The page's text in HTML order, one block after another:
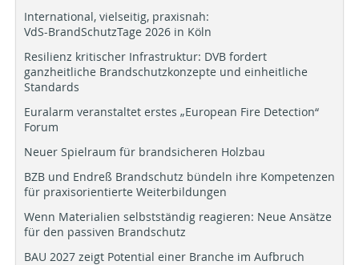
International, vielseitig, praxisnah:
VdS-BrandSchutzTage 2026 in Köln
Resilienz kritischer Infrastruktur: DVB fordert
ganzheitliche Brandschutzkonzepte und einheitliche
Standards
Euralarm veranstaltet erstes „European Fire Detection“
Forum
Neuer Spielraum für brandsicheren Holzbau
BZB und Endreß Brandschutz bündeln ihre Kompetenzen
für praxisorientierte Weiterbildungen
Wenn Materialien selbstständig reagieren: Neue Ansätze
für den passiven Brandschutz
BAU 2027 zeigt Potential einer Branche im Aufbruch